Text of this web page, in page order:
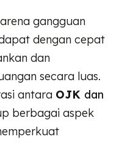
gangguan
dengan cepat
dan
secara luas.
antara OJK dan
berbagai aspek